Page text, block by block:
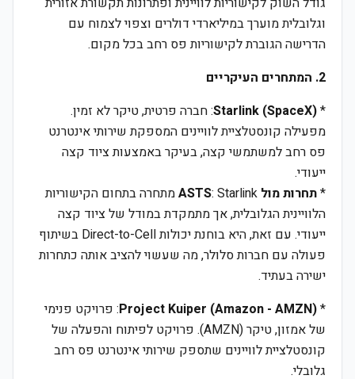
וגלובלית מוערך במיליארדי דולרים וצפוי לצמוח עם
הדרישה הגוברת לקישוריות פס רחב בכל מקום.
2. המתחרים העיקריים
*
Starlink (SpaceX): חברה פרטית, טיקר לא זמין.
מפעילה קונסטלציית לוויינים המספקת שירותי אינטרנט
פס רחב למשתמשי קצה, בעיקר באמצעות ציוד קצה
ייעודי.
*תחרות מול ASTS
: Starlink מתחרה בתחום הקישוריות
הלוויינית הגלובלית, אך מתמקדת במודל של ציוד קצה
ייעודי. עם זאת, היא בוחנת יכולות Direct-to-Cell בשיתוף
פעולה עם חברות סלולר, מה שעשוי להציב אותה כתחרות
ישירה בעתיד.
*
Project Kuiper (Amazon - AMZN): פרויקט פנימי
של אמזון, טיקר (AMZN). פרויקט לפיתוח והפעלה של
קונסטלציית לוויינים שתספק שירותי אינטרנט פס רחב
גלובלי.